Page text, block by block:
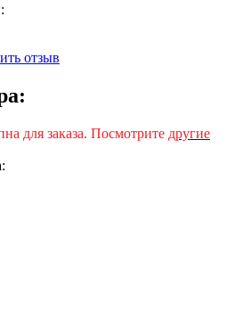
отзыв
для заказа. Посмотрите другие